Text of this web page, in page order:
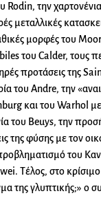
Rodin, την
μεταλλικές
μορφές του
του Calder, τους
προτάσεις της
του Andre, την
και του Warhol
του Beuys, την
της φύσης με τον
του
Τέλος, στο
της γλυπτικής;» ο